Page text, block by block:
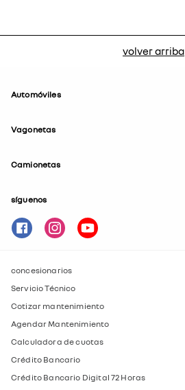
volver arriba
Automóviles
Vagonetas
Camionetas
síguenos
concesionarios
Servicio Técnico
Cotizar mantenimiento
Agendar Mantenimiento
Calculadora de cuotas
Crédito Bancario
Crédito Bancario Digital 72 Horas